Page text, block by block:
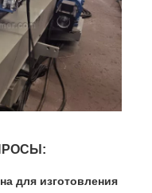
для изготовления